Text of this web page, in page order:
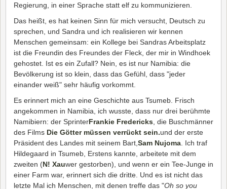
Regierung, in einer Sprache statt elf zu kommunizieren.
Das heißt, es hat keinen Sinn für mich versucht, Deutsch zu
sprechen, und Sandra und ich realisieren wir kennen
Menschen gemeinsam: ein Kollege bei Sandras Arbeitsplatz
ist die Freundin des Freundes der Fleck, der mir in Windhoek
gehostet. Ist es ein Zufall? Nein, es ist nur Namibia: die
Bevölkerung ist so klein, dass das Gefühl, dass "jeder
einander weiß" sehr häufig vorkommt.
Es erinnert mich an eine Geschichte aus Tsumeb. Frisch
angekommen in Namibia, ich wusste, dass nur drei berühmte
Namibiern: der SprinterFrankie Fredericks , die Buschmänner
des Films Die Götter müssen verrückt sein.und der erste
Präsident des Landes mit seinem Bart, Sam Nujoma . Ich traf
Hildegaard in Tsumeb, Erstens kannte, arbeitete mit dem
zweiten (N! Xauwer gestorben), und wenn er ein Tee-Junge in
einer Farm war, erinnert sich die dritte. Und es ist nicht das
letzte Mal ich Menschen, mit denen treffe das "Oh so you